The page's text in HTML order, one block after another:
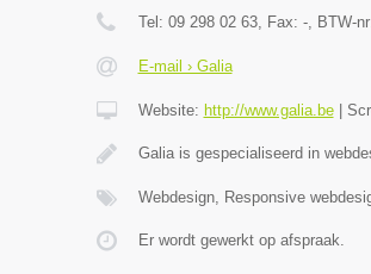
Tel: 09 298 02 63, Fax: -, BTW-
E-mail › Galia
Website: http://www.galia.be|
Galia is gespecialiseerd in
Webdesign, Responsive
Er wordt gewerkt op afspraak.